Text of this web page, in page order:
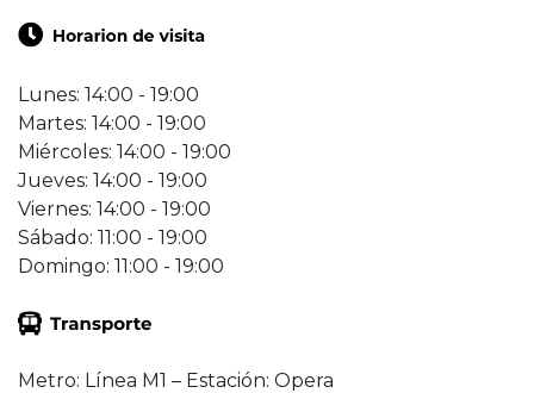
Lunes: 14:00 - 19:00
Martes: 14:00 - 19:00
Miércoles: 14:00 - 19:00
Jueves: 14:00 - 19:00
Viernes: 14:00 - 19:00
Sábado: 11:00 - 19:00
Domingo: 11:00 - 19:00
Metro: Línea M1 – Estación: Opera